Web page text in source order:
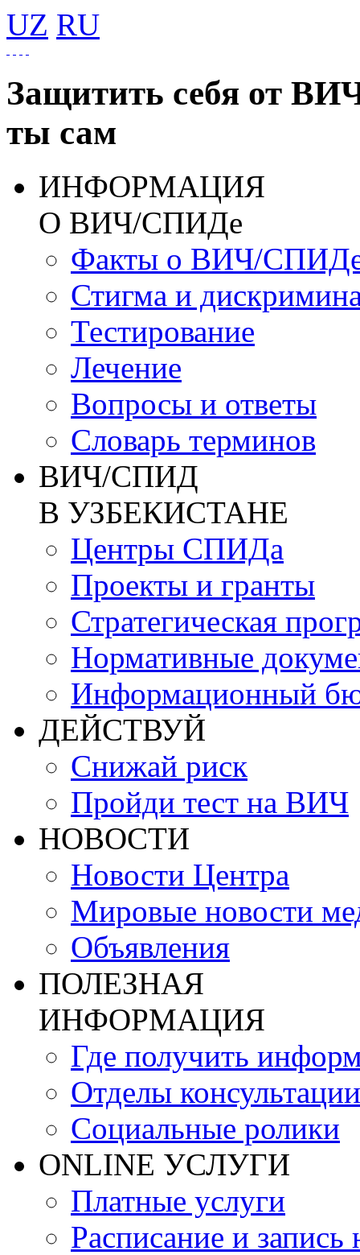
UZ RU
Защитить себя от
ты сам
ИНФОРМАЦИЯ
О ВИЧ/СПИДе
Факты о ВИЧ/
Стигма и
Тестирование
Лечение
Вопросы и ответы
Словарь терминов
ВИЧ/СПИД
В УЗБЕКИСТАНЕ
Центры СПИДа
Проекты и гранты
Стратегическая
Нормативные
Информационный
ДЕЙСТВУЙ
Снижай риск
Пройди тест на ВИЧ
НОВОСТИ
Новости Центра
Мировые новости
Объявления
ПОЛЕЗНАЯ
ИНФОРМАЦИЯ
Где получить
Отделы консультации
Социальные ролики
ONLINE УСЛУГИ
Платные услуги
Расписание и запись